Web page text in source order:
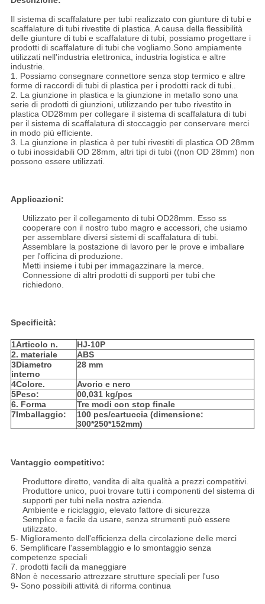
Il sistema di scaffalature per tubi realizzato con giunture di tubi e
scaffalature di tubi rivestite di plastica. A causa della flessibilità
delle giunture di tubi e scaffalature di tubi, possiamo progettare i
prodotti di scaffalature di tubi che vogliamo.Sono ampiamente
utilizzati nell'industria elettronica, industria logistica e altre
industrie.
1. Possiamo consegnare connettore senza stop termico e altre
forme di raccordi di tubi di plastica per i prodotti rack di tubi..
2. La giunzione in plastica e la giunzione in metallo sono una
serie di prodotti di giunzioni, utilizzando per tubo rivestito in
plastica OD28mm per collegare il sistema di scaffalatura di tubi
per il sistema di scaffalatura di stoccaggio per conservare merci
in modo più efficiente.
3. La giunzione in plastica è per tubi rivestiti di plastica OD 28mm
o tubi inossidabili OD 28mm, altri tipi di tubi ((non OD 28mm) non
possono essere utilizzati.
Applicazioni:
Utilizzato per il collegamento di tubi OD28mm. Esso ss
cooperare con il nostro tubo magro e accessori, che usiamo
per assemblare diversi sistemi di scaffalatura di tubi.
Assemblare la postazione di lavoro per le prove e imballare
per l'officina di produzione.
Metti insieme i tubi per immagazzinare la merce.
Connessione di altri prodotti di supporti per tubi che
richiedono.
Specificità:
1Articolo n.
HJ-10P
2. materiale
ABS
3Diametro
interno
28 mm
4Colore.
Avorio e nero
5Peso:
00,031 kg/pcs
6. Forma
Tre modi con stop finale
7Imballaggio:
100 pcs/cartuccia (dimensione:
300*250*152mm)
Vantaggio competitivo:
Produttore diretto, vendita di alta qualità a prezzi competitivi.
Produttore unico, puoi trovare tutti i componenti del sistema di
supporti per tubi nella nostra azienda.
Ambiente e riciclaggio, elevato fattore di sicurezza
Semplice e facile da usare, senza strumenti può essere
utilizzato.
5- Miglioramento dell'efficienza della circolazione delle merci
6. Semplificare l'assemblaggio e lo smontaggio senza
competenze speciali
7. prodotti facili da maneggiare
8Non è necessario attrezzare strutture speciali per l'uso
9- Sono possibili attività di riforma continua